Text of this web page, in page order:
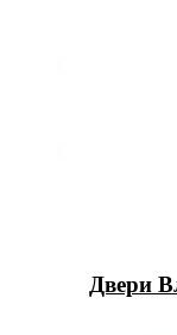
Двери